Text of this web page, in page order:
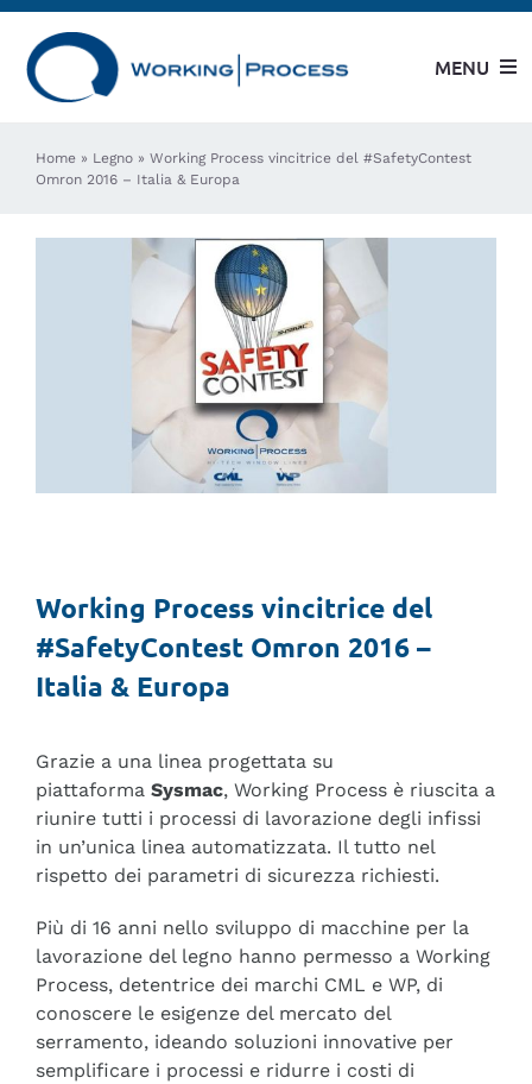
Salta
contenuto
MENU
Azienda
Usato garantito
Case History
Partners
Contatti
Deutsch
Français
Home» Legno» Working Process vincitrice del ‪#‎Safety‬Contest
Omron 2016 – Italia & Europa
Working Process vincitrice del
‪#‎Safety‬Contest Omron 2016 –
Italia & Europa
Grazie a una linea progettata su
piattaforma Sysmac, Working Process è riuscita a
riunire tutti i processi di lavorazione degli infissi
in un’unica linea automatizzata. Il tutto nel
rispetto dei parametri di sicurezza richiesti.
Più di 16 anni nello sviluppo di macchine per la
lavorazione del legno hanno permesso a Working
Process, detentrice dei marchi CML e WP, di
conoscere le esigenze del mercato del
serramento, ideando soluzioni innovative per
semplificare i processi e ridurre i costi di